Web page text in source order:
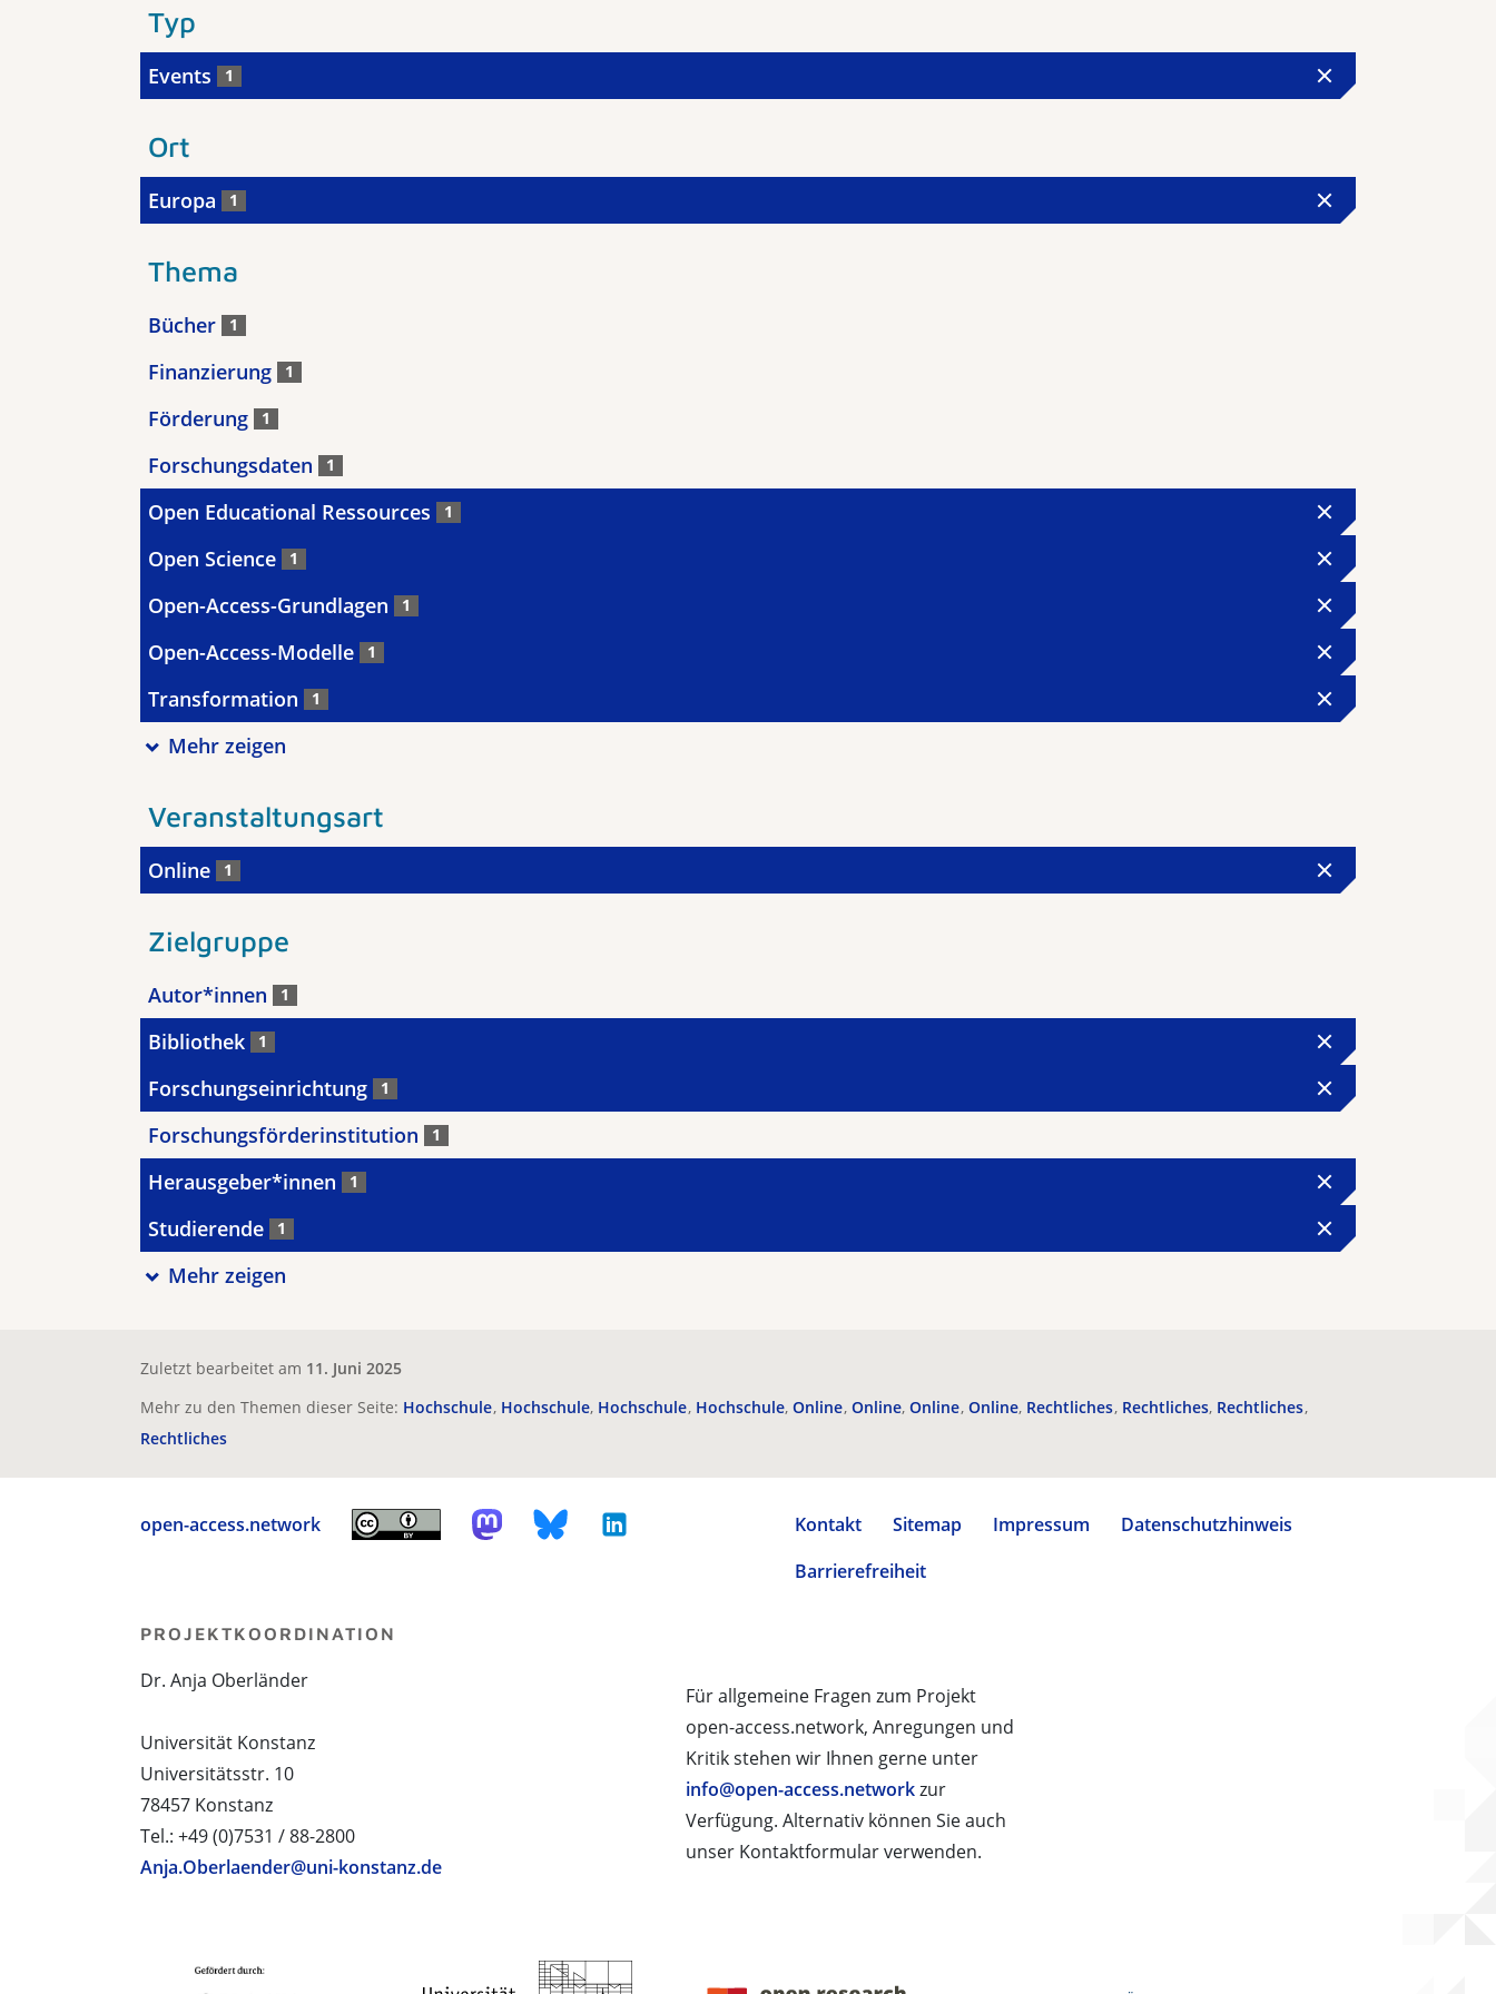
Typ
Events 1
Ort
Europa 1
Thema
Bücher 1
Finanzierung 1
Förderung 1
Forschungsdaten 1
Open Educational Ressources 1
Open Science 1
Open-Access-Grundlagen 1
Open-Access-Modelle 1
Transformation 1
Mehr zeigen
Veranstaltungsart
Online 1
Zielgruppe
Autor*innen 1
Bibliothek 1
Forschungseinrichtung 1
Forschungsförderinstitution 1
Herausgeber*innen 1
Studierende 1
Mehr zeigen
Zuletzt bearbeitet am 11. Juni 2025
Mehr zu den Themen dieser Seite: Hochschule Hochschule Hochschule Hochschule Online Online Online Online Rechtliches Rechtliches Rechtliches
Rechtliches
open-access.network Kontakt Sitemap Impressum
Datenschutzhinweis
Barrierefreiheit
Für allgemeine Fragen zum Projekt
open-access.network, Anregungen und
Kritik stehen wir Ihnen gerne unter
info@open-access.networkzur
Verfügung. Alternativ können Sie auch
unser Kontaktformular verwenden.
PROJEKTKOORDINATION
Dr. Anja Oberländer
Universität Konstanz
Universitätsstr. 10
78457 Konstanz
Tel.: +49 (0)7531 / 88-2800
Anja.Oberlaender@uni-konstanz.de